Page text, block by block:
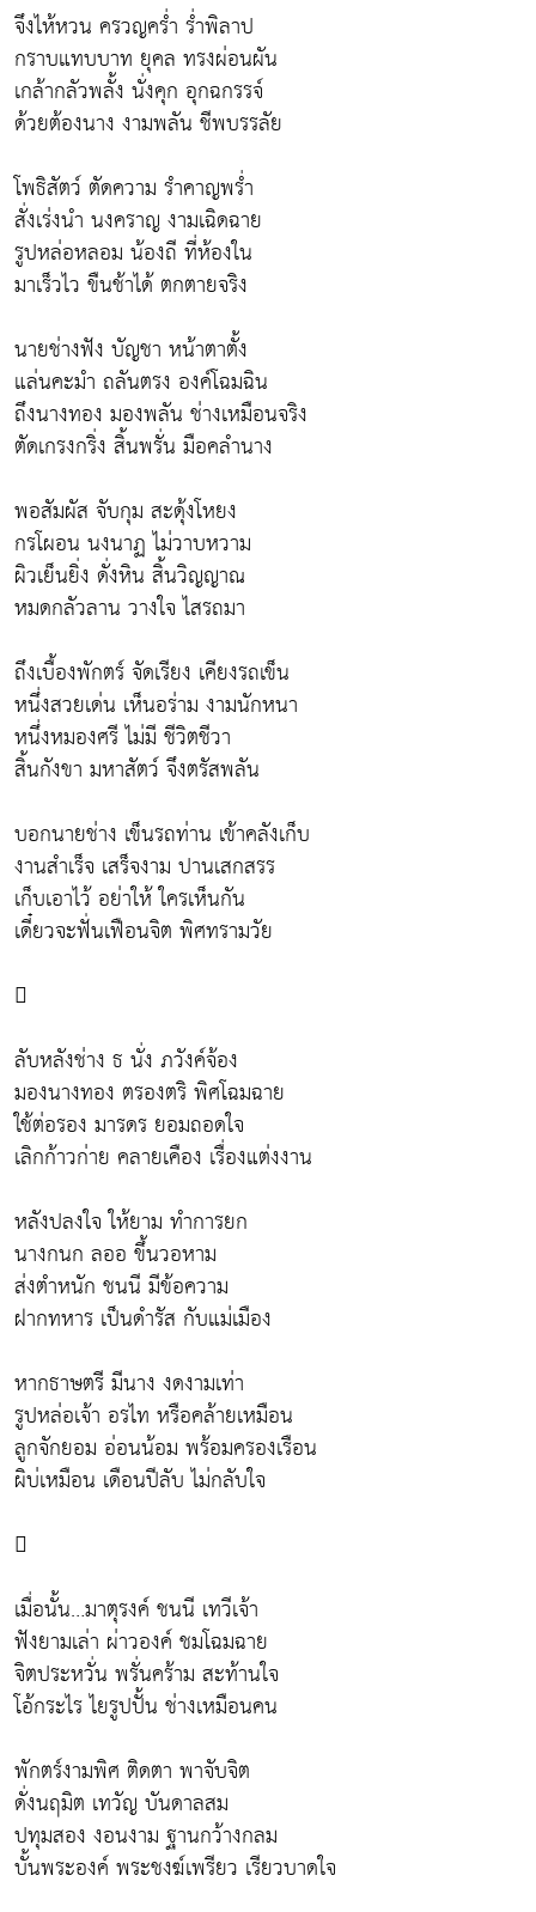
จึงไห้หวน ครวญคร่ำ ร่ำพิลาป
กราบแทบบาท ยุคล ทรงผ่อนผัน
เกล้ากลัวพลั้ง นั่งคุก อุกฉกรรจ์
ด้วยต้องนาง งามพลัน ชีพบรรลัย
โพธิสัตว์ ตัดความ รำคาญพร่ำ
สั่งเร่งนำ นงคราญ งามเฉิดฉาย
รูปหล่อหลอม น้องถี ที่ห้องใน
มาเร็วไว ขืนช้าได้ ตกตายจริง
นายช่างฟัง บัญชา หน้าตาตั้ง
แล่นคะมำ ถลันตรง องค์โฉมฉิน
ถึงนางทอง มองพลัน ช่างเหมือนจริง
ตัดเกรงกริ่ง สิ้นพรั่น มือคลำนาง
พอสัมผัส จับกุม สะดุ้งโหยง
กรโผอน นงนาฏ ไม่วาบหวาม
ผิวเย็นยิ่ง ดั่งหิน สิ้นวิญญาณ
หมดกลัวลาน วางใจ ไสรถมา
ถึงเบื้องพักตร์ จัดเรียง เคียงรถเข็น
หนึ่งสวยเด่น เห็นอร่าม งามนักหนา
หนึ่งหมองศรี ไม่มี ชีวิตชีวา
สิ้นกังขา มหาสัตว์ จึงตรัสพลัน
บอกนายช่าง เข็นรถท่าน เข้าคลังเก็บ
งานสำเร็จ เสร็จงาม ปานเสกสรร
เก็บเอาไว้ อย่าให้ ใครเห็นกัน
เดี๋ยวจะฟั่นเฟือนจิต พิศทรามวัย

ลับหลังช่าง ธ นั่ง ภวังค์จ้อง
มองนางทอง ตรองตริ พิศโฉมฉาย
ใช้ต่อรอง มารดร ยอมถอดใจ
เลิกก้าวก่าย คลายเคือง เรื่องแต่งงาน
หลังปลงใจ ให้ยาม ทำการยก
นางกนก ลออ ขึ้นวอหาม
ส่งตำหนัก ชนนี มีข้อความ
ฝากทหาร เป็นดำรัส กับแม่เมือง
หากธาษตรี มีนาง งดงามเท่า
รูปหล่อเจ้า อรไท หรือคล้ายเหมือน
ลูกจักยอม อ่อนน้อม พร้อมครองเรือน
ผิบ่เหมือน เดือนปีลับ ไม่กลับใจ

เมื่อนั้น…มาตุรงค์ ชนนี เทวีเจ้า
ฟังยามเล่า ผ่าวองค์ ชมโฉมฉาย
จิตประหวั่น พรั่นคร้าม สะท้านใจ
โอ้กระไร ไยรูปปั้น ช่างเหมือนคน
พักตร์งามพิศ ติดตา พาจับจิต
ดั่งนฤมิต เทวัญ บันดาลสม
ปทุมสอง งอนงาม ฐานกว้างกลม
บั้นพระองค์ พระชงฆ์เพรียว เรียวบาดใจ